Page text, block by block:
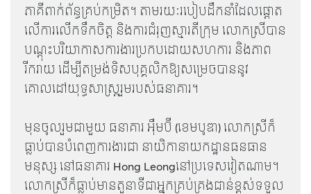
ភាគីពាក់ព័ន្ធគ្រប់កម្រិត។ តាមរយៈរបៀបដឹកនាំដែលផ្តោត
លើការលើកទឹកចិត្ត និងការជំរុញស្មារតីក្រុម លោកស្រីបាន
បណ្ដុះបរិយាកាសការងារប្រកបដោយសហការ និងភាព
រីករាយ ដើម្បីតម្រង់ទិសបុគ្គលិកឱ្យសម្រេចបាននូវ
គោលដៅយុទ្ធសាស្ត្ររួមរបស់ធនាគារ។
មុនចូលរួមជាមួយ ធនាគារ អុឹមប៊ី (ខេមបូឌា) លោកស្រីក៏
ធ្លាប់បានបំពេញការងារជា នាយិកានាយកដ្ឋានធនធាន
មនុស្ស នៅធនាគារ Hong Leongនៅប្រទេសវៀតណាម។
លោកស្រីក៏ធ្លាប់មានតួនាទីជាអ្នកគ្រប់គ្រងជាន់ខ្ពស់ទទួល